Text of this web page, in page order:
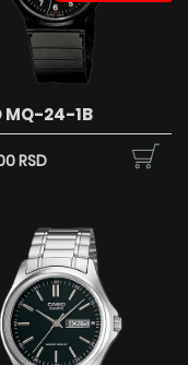
MQ-24-1B
RSD